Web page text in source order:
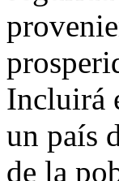
Incluirá
un país
de la